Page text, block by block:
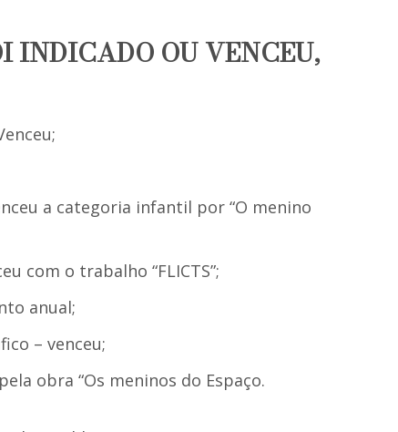
INDICADO OU VENCEU,
a categoria infantil por “O menino
com o trabalho “FLICTS”;
anual;
– venceu;
obra “Os meninos do Espaço.